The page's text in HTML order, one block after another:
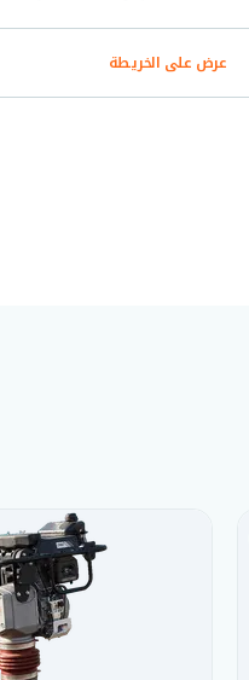
عرض على الخريطة